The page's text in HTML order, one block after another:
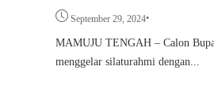
September 29, 2024•
MAMUJU TENGAH – Calon
menggelar silaturahmi dengan...